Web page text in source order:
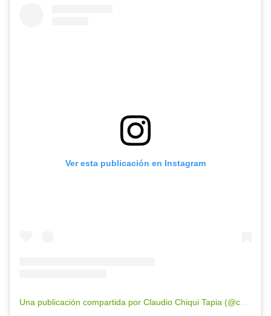
Ver esta publicación en Instagram
Una publicación compartida por Claudio Chiqui Tapia (@chiquitapia)